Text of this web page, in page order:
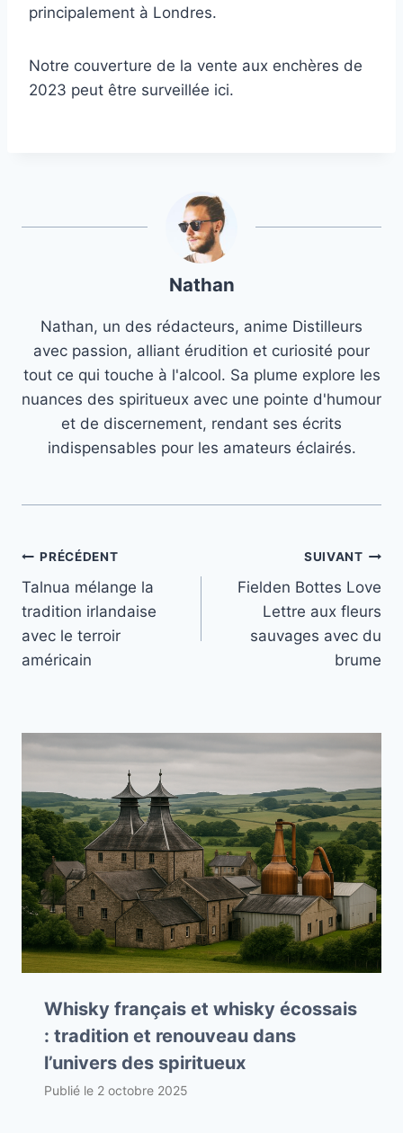
principalement à Londres.
Notre couverture de la vente aux enchères de
2023 peut être surveillée ici.
Nathan
Nathan, un des rédacteurs, anime Distilleurs
avec passion, alliant érudition et curiosité pour
tout ce qui touche à l'alcool. Sa plume explore les
nuances des spiritueux avec une pointe d'humour
et de discernement, rendant ses écrits
indispensables pour les amateurs éclairés.
Navigation
de
l’article
PRÉCÉDENT
Talnua mélange la
tradition irlandaise
avec le terroir
américain
SUIVANT
Fielden Bottes Love
Lettre aux fleurs
sauvages avec du
brume
Whisky français et whisky écossais
: tradition et renouveau dans
l’univers des spiritueux
Publié le 2 octobre 2025